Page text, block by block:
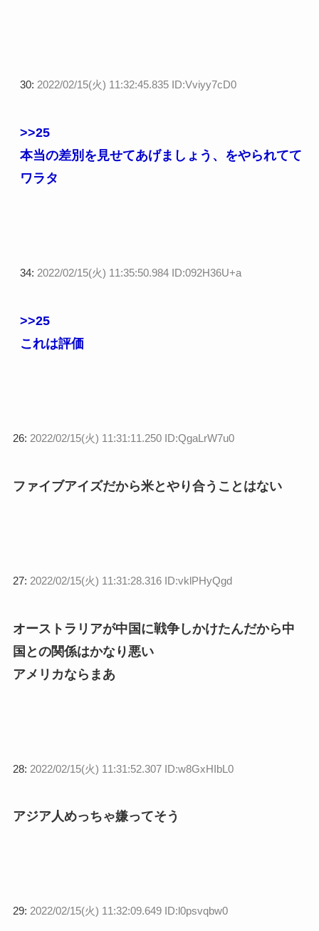
30: 2022/02/15(火) 11:32:45.835 ID:Vviyy7cD0
>>25
本当の差別を見せてあげましょう、をやられてて
ワラタ
34: 2022/02/15(火) 11:35:50.984 ID:092H36U+a
>>25
これは評価
26: 2022/02/15(火) 11:31:11.250 ID:QgaLrW7u0
ファイブアイズだから米とやり合うことはない
27: 2022/02/15(火) 11:31:28.316 ID:vklPHyQgd
オーストラリアが中国に戦争しかけたんだから中
国との関係はかなり悪い
アメリカならまあ
28: 2022/02/15(火) 11:31:52.307 ID:w8GxHIbL0
アジア人めっちゃ嫌ってそう
29: 2022/02/15(火) 11:32:09.649 ID:l0psvqbw0